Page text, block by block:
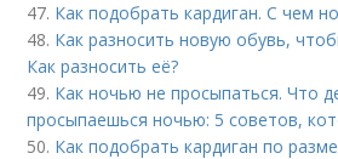
47. Как подобрать кардиган. С чем
48. Как разносить новую обувь,
Как разносить её?
49. Как ночью не просыпаться. Что
просыпаешься ночью: 5 советов,
50. Как подобрать кардиган по